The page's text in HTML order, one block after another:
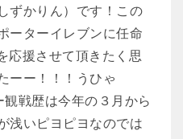
ずかりん）です！この
ーターイレブンに任命
応援させて頂きたく思
ーー！！！うひゃ
戦歴は今年の３月から
浅いピヨピヨなのでは